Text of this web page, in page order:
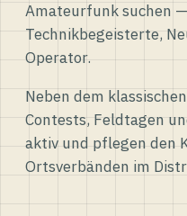
Amateurfunk suchen
Technikbegeisterte,
Operator.
Neben dem
Contests, Feldtagen
aktiv und pflegen den
Ortsverbänden im